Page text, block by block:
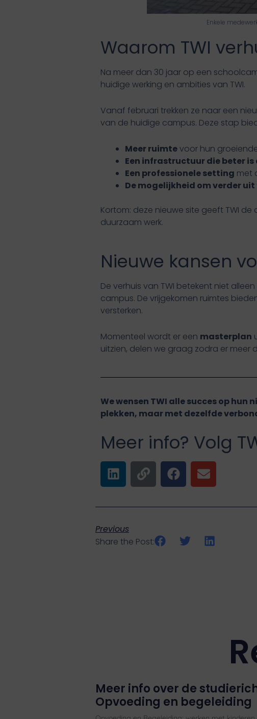
Enkele
Waarom TWI
Na meer dan 30 jaar op een
huidige werking en ambities van TWI.
Vanaf februari trekken ze naar een
van de huidige campus. Deze stap
Meer ruimtevoor hun
Een infrastructuur die beter
Een professionele setting met
De mogelijkheid om verder
Kortom: deze nieuwe site geeft TWI
duurzaam werk.
Nieuwe kansen
De verhuis van TWI betekent niet
campus. De vrijgekomen ruimtes
versterken.
Momenteel wordt er een masterplan
uitzien, delen we graag zodra er meer
We wensen TWI alle succes op
plekken, maar met dezelfde
Meer info? Volg
Previous
Share the Post:
Meer info over de
Opvoeding en begeleiding